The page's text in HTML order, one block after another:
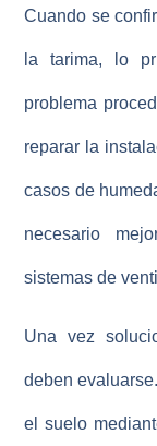
Cuando se
la tarima, lo
problema
reparar la
casos de
necesario
sistemas de
Una vez
deben
el suelo